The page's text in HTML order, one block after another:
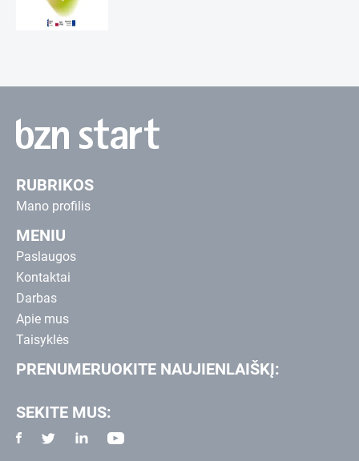
RUBRIKOS
Mano profilis
MENIU
Paslaugos
Kontaktai
Darbas
Apie mus
Taisyklės
PRENUMERUOKITE NAUJIENLAIŠKĮ:
SEKITE MUS: